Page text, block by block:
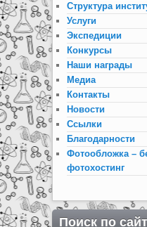
Структура
Услуги
Экспедиции
Конкурсы
Наши награды
Медиа
Контакты
Новости
Ссылки
Благодарности
Фотообложка –
фотохостинг
Поиск по